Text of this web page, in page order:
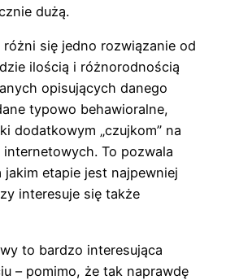
dużą.
się jedno rozwiązanie od
ilością i różnorodnością
opisujących danego
typowo behawioralne,
dodatkowym „czujkom” na
To pozwala
etapie jest najpewniej
interesuje się także
to bardzo interesująca
– pomimo, że tak naprawdę